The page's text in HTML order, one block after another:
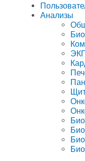
Анализы
ЭКГ